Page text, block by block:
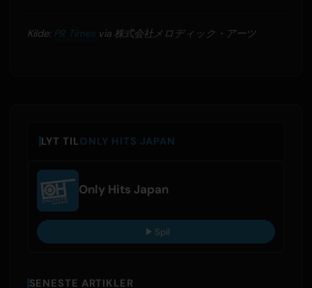
Kilde: PR Timesvia 株式会社メロディック・アーツ
LYT TILONLY HITS JAPAN
Only Hits Japan
Spil
SENESTE ARTIKLER